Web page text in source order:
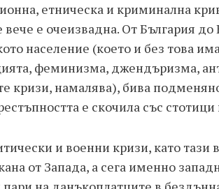
етническа и криминална
вече е очеизвадна. От България
население (което и без това
феминизма, джендъризма,
кризи, намалява), бива
е скочила със
и военни кризи, като тази
от Запада, а сега именно